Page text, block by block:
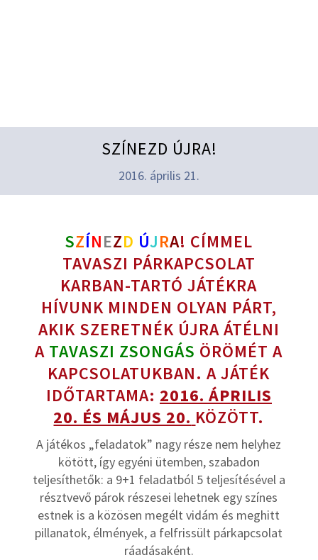
SZÍNEZD ÚJRA!
2016. április 21.
SZÍNEZD ÚJRA! CÍMMEL
TAVASZI PÁRKAPCSOLAT
KARBAN-TARTÓ JÁTÉKRA
HÍVUNK MINDEN OLYAN PÁRT,
AKIK SZERETNÉK ÚJRA ÁTÉLNI
A TAVASZI ZSONGÁS ÖRÖMÉT A
KAPCSOLATUKBAN. A JÁTÉK
IDŐTARTAMA: 2016. ÁPRILIS
20. ÉS MÁJUS 20. KÖZÖTT.
A játékos „feladatok” nagy része nem helyhez
kötött, így egyéni ütemben, szabadon
teljesíthetők: a 9+1 feladatból 5 teljesítésével a
résztvevő párok részesei lehetnek egy színes
estnek is a közösen megélt vidám és meghitt
pillanatok, élmények, a felfrissült párkapcsolat
ráadásaként.